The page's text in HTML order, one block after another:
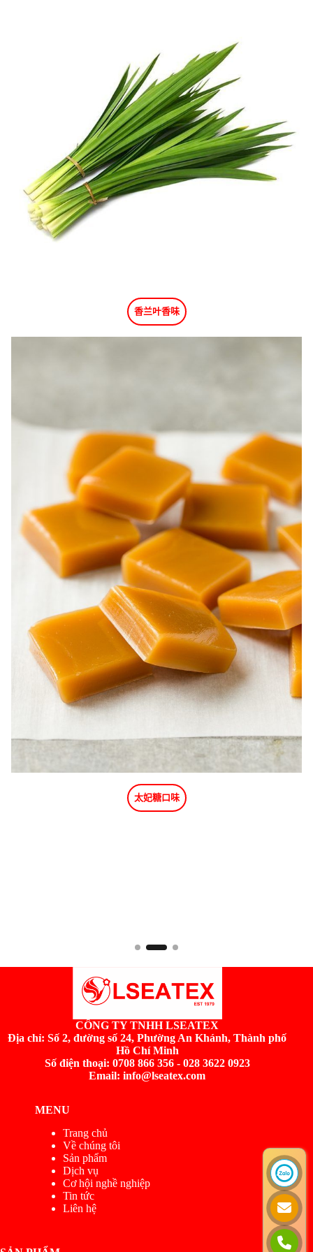
香兰叶香味
太妃糖口味
CÔNG TY TNHH LSEATEX
Địa chỉ: Số 2, đường số 24, Phường An Khánh, Thành phố
Hồ Chí Minh
Số điện thoại: 0708 866 356 - 028 3622 0923
Email: info@lseatex.com
MENU
Trang chủ
Về chúng tôi
Sản phẩm
Dịch vụ
Cơ hội nghề nghiệp
Tin tức
Liên hệ